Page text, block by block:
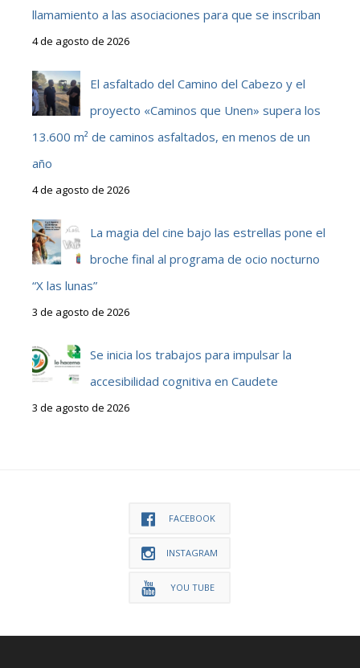
llamamiento a las asociaciones para que se inscriban
4 de agosto de 2026
El asfaltado del Camino del Cabezo y el
proyecto «Caminos que Unen» supera los
13.600 m² de caminos asfaltados, en menos de un
año
4 de agosto de 2026
La magia del cine bajo las estrellas pone el
broche final al programa de ocio nocturno
“X las lunas”
3 de agosto de 2026
Se inicia los trabajos para impulsar la
accesibilidad cognitiva en Caudete
3 de agosto de 2026
FACEBOOK
INSTAGRAM
YOU TUBE